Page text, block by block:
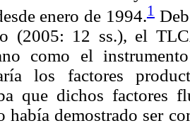
enero de 1994.1
(2005: 12 ss.), el
como el
los factores
que dichos factores
había demostrado ser